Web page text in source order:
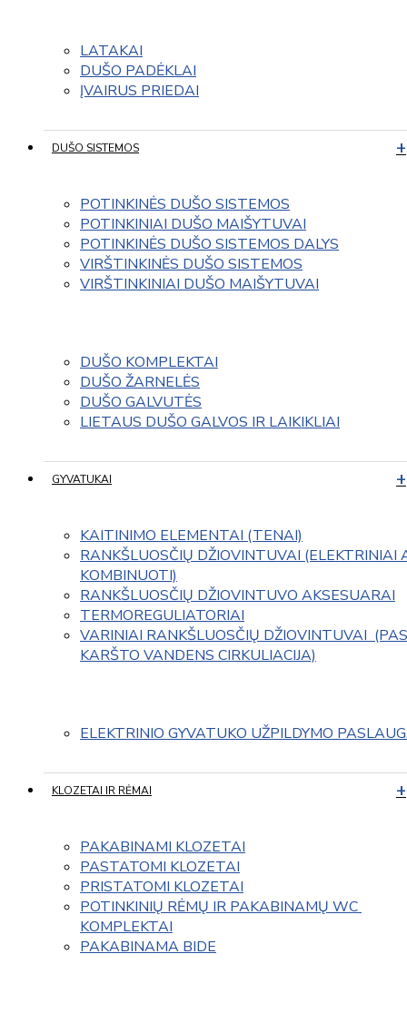
LATAKAI
DUŠO PADĖKLAI
ĮVAIRUS PRIEDAI
DUŠO SISTEMOS
POTINKINĖS DUŠO SISTEMOS
POTINKINIAI DUŠO MAIŠYTUVAI
POTINKINĖS DUŠO SISTEMOS DALYS
VIRŠTINKINĖS DUŠO SISTEMOS
VIRŠTINKINIAI DUŠO MAIŠYTUVAI
DUŠO KOMPLEKTAI
DUŠO ŽARNELĖS
DUŠO GALVUTĖS
LIETAUS DUŠO GALVOS IR LAIKIKLIAI
GYVATUKAI
KAITINIMO ELEMENTAI (TENAI)
RANKŠLUOSČIŲ DŽIOVINTUVAI (ELEKTRINIAI
KOMBINUOTI)
RANKŠLUOSČIŲ DŽIOVINTUVO AKSESUARAI
TERMOREGULIATORIAI
VARINIAI RANKŠLUOSČIŲ DŽIOVINTUVAI
KARŠTO VANDENS CIRKULIACIJA)
ELEKTRINIO GYVATUKO UŽPILDYMO
KLOZETAI IR RĖMAI
PAKABINAMI KLOZETAI
PASTATOMI KLOZETAI
PRISTATOMI KLOZETAI
POTINKINIŲ RĖMŲ IR PAKABINAMŲ WC
KOMPLEKTAI
PAKABINAMA BIDE